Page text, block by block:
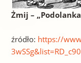
Żmij –
źródło: https://